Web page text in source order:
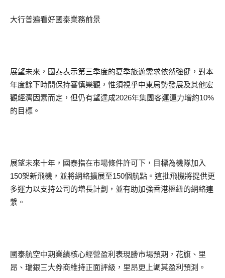
大行普遍看好國泰業務前景
展望未來，國泰表示第三季度的夏季旅遊需求依然強健，對本
年度餘下時間保持審慎樂觀，惟須視乎中東局勢發展及其他宏
觀經濟因素而定，但仍有望達成2026年集團客運運力增約10%
的目標。
展望未來十年，國泰指在市場條件許可下，目標為機隊加入
150架新飛機，並將網絡擴展至150個航點。這批飛機將提供更
多運力以支持公司的增長計劃，並有助加強香港樞紐的網絡連
繫。
國泰航空中期業績核心經營盈利表現勝市場預期，花旗、里
昂、瑞銀三大券商維持正面評級，里昂更上調其盈利預測。